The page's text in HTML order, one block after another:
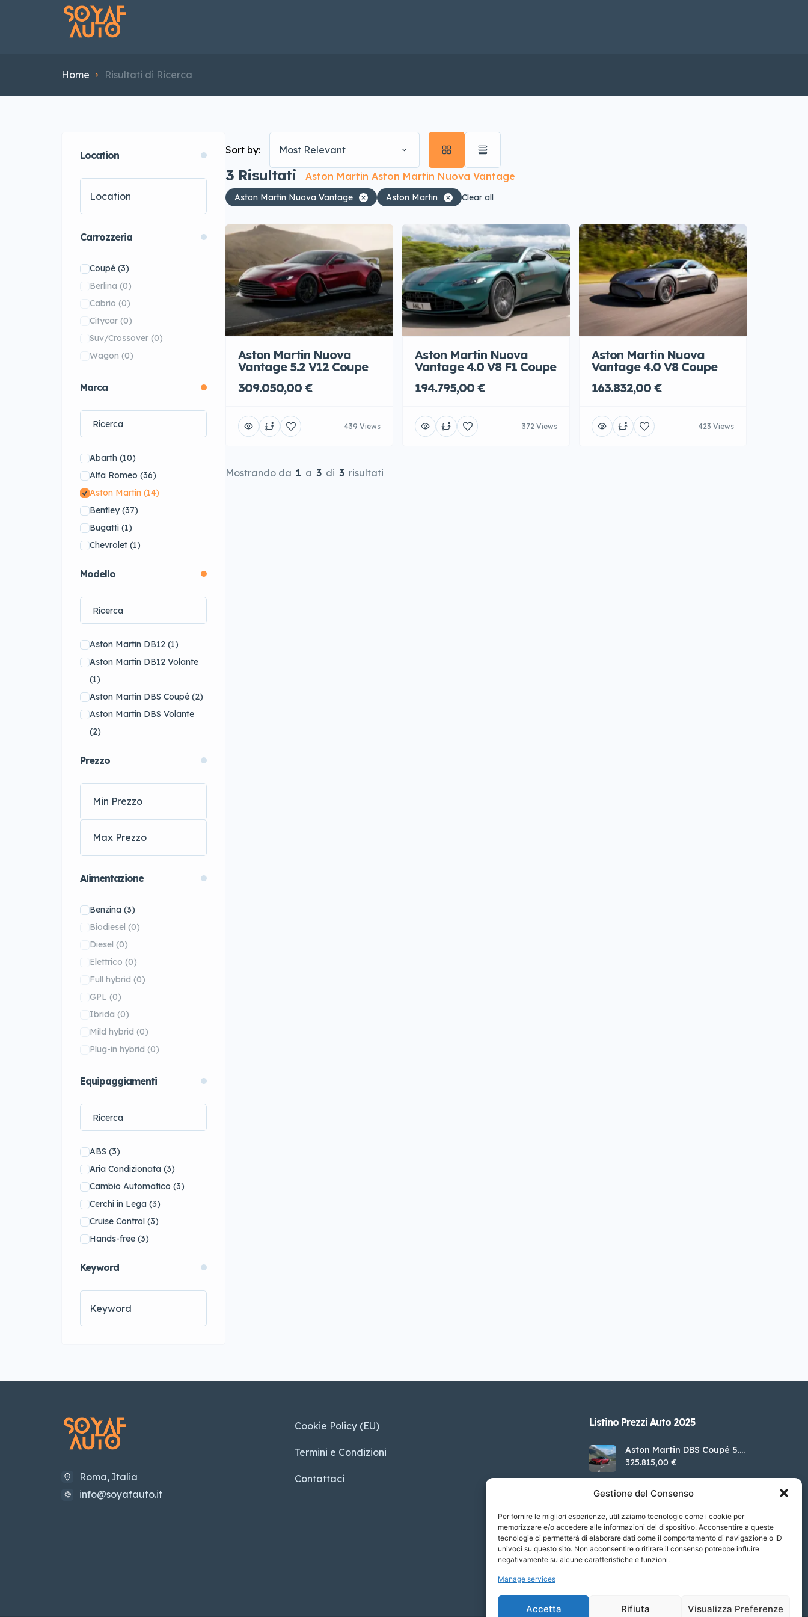
Gestione del Consenso
Per fornire le migliori esperienze, utilizziamo tecnologie come i cookie per
memorizzare e/o accedere alle informazioni del dispositivo. Acconsentire a queste
tecnologie ci permetterà di elaborare dati come il comportamento di navigazione o ID
univoci su questo sito. Non acconsentire o ritirare il consenso potrebbe influire
negativamente su alcune caratteristiche e funzioni.
Manage services
Accetta Rifiuta Visualizza Preferenze
Home Risultati di Ricerca
Location
Carrozzeria
Coupé (3)
Berlina (0)
Cabrio (0)
Citycar (0)
Suv/Crossover (0)
Wagon (0)
Marca
Abarth (10)
Alfa Romeo (36)
Aston Martin (14)
Bentley(37)
Bugatti (1)
Chevrolet (1)
DS(61)
Ferrari(14)
FIAT(20)
Honda(1)
Hyundai(18)
Jaguar
Jeep(10)
KIA(32)
Koenigsegg
Maserati(18)
McLaren (1)
Mercedes-Benz(1)
MG(22)
Nissan(1)
Opel(3)
Peugeot(14)
Porsche (72)
Renault(16)
Rolls-Royce
Skoda (41)
Smart(25)
Subaru (6)
Toyota(16)
Volkswagen(9)
Audi(0)
Dodge(0)
Land Rover(0)
Mitsubishi(0)
Volvo(0)
Modello
Aston Martin DB12 (1)
Aston Martin DB12 Volante
(1)
Aston Martin DBS Coupé (2)
Aston Martin DBS Volante
(2)
Aston Martin Nuova
Vantage(3)
Aston Martin Vantage
Roadster(3)
Aston Martin DB11
Aston Martin DB11 Volante
Prezzo
Alimentazione
Benzina (3)
Biodiesel (0)
Diesel (0)
Elettrico (0)
Full hybrid (0)
GPL (0)
Ibrida (0)
Mild hybrid (0)
Plug-in hybrid (0)
Equipaggiamenti
ABS (3)
Aria Condizionata (3)
Cambio Automatico (3)
Cerchi in Lega (3)
Cruise Control (3)
Hands-free (3)
(3)
Navigatore Satellitare(3)
Sedili in Pelle
Sedili Riscaldati(3)
Keyword
3 Risultati Aston Martin Aston Martin Nuova Vantage
Sort by: Most Relevant
Aston Martin Nuova Vantage Aston Martin Clear all
Aston Martin Nuova
Vantage 5.2 V12 Coupe
309.050,00 €
439 Views
Aston Martin Nuova
Vantage 4.0 V8 F1 Coupe
194.795,00 €
372 Views
Aston Martin Nuova
Vantage 4.0 V8 Coupe
163.832,00 €
423 Views
Mostrando da 1 a 3 di 3 risultati
Roma, Italia
info@soyafauto.it
Cookie Policy (EU)
Termini e Condizioni
Contattaci
Listino Prezzi Auto 2025
Aston Martin DBS Coupé 5.2
V12
325.815,00 €
Resolute Edition auto
34.750,00 €
Volkswagen Golf 1.0 TSI
110cv EVO Life
29.600,00 €
Porsche Cayenne Coupé 4.0